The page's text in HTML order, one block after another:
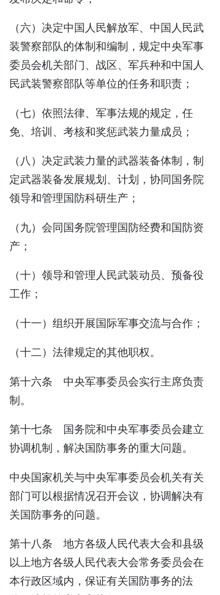
（六）决定中国人民解放军、中国人民武
装警察部队的体制和编制，规定中央军事
委员会机关部门、战区、军兵种和中国人
民武装警察部队等单位的任务和职责；
（七）依照法律、军事法规的规定，任
免、培训、考核和奖惩武装力量成员；
（八）决定武装力量的武器装备体制，制
定武器装备发展规划、计划，协同国务院
领导和管理国防科研生产；
（九）会同国务院管理国防经费和国防资
产；
（十）领导和管理人民武装动员、预备役
工作；
（十一）组织开展国际军事交流与合作；
（十二）法律规定的其他职权。
第十六条 中央军事委员会实行主席负责
制。
第十七条 国务院和中央军事委员会建立
协调机制，解决国防事务的重大问题。
中央国家机关与中央军事委员会机关有关
部门可以根据情况召开会议，协调解决有
关国防事务的问题。
第十八条 地方各级人民代表大会和县级
以上地方各级人民代表大会常务委员会在
本行政区域内，保证有关国防事务的法